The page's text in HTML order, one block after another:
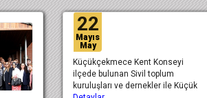
22
Mayıs
May
Küçükçekmece Kent Konseyi
ilçede bulunan Sivil toplum
kuruluşları ve dernekler ile Küçük